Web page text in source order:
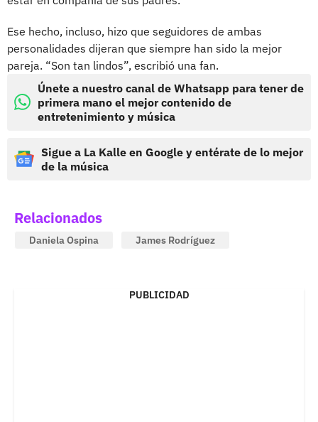
Ese hecho, incluso, hizo que seguidores de ambas
personalidades dijeran que siempre han sido la mejor
pareja. “Son tan lindos”, escribió una fan.
Únete a nuestro canal de Whatsapp para tener de
primera mano el mejor contenido de
entretenimiento y música
Sigue a La Kalle en Google y entérate de lo mejor
de la música
Relacionados
Daniela Ospina James Rodríguez
PUBLICIDAD